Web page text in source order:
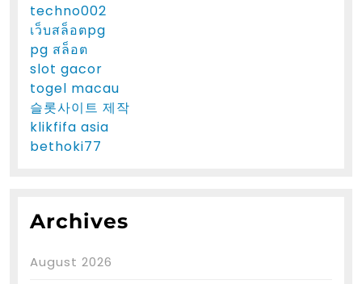
techno002
เว็บสล็อตpg
pg สล็อต
slot gacor
togel macau
슬롯사이트 제작
klikfifa asia
bethoki77
Archives
August 2026